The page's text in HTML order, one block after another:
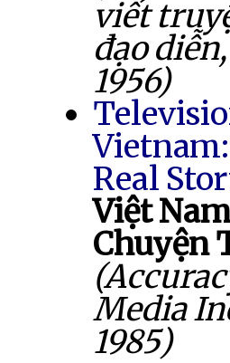
viết
đạo diễn,
1956)
Real
Việt
Chuyện
Media
1985)